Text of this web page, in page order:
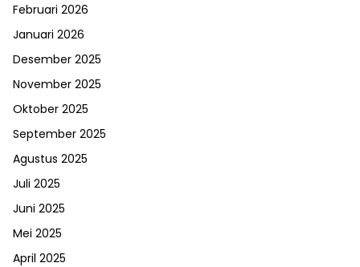
Februari 2026
Januari 2026
Desember 2025
November 2025
Oktober 2025
September 2025
Agustus 2025
Juli 2025
Juni 2025
Mei 2025
April 2025